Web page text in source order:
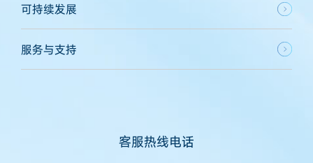
可持续发展
服务与支持
客服热线电话